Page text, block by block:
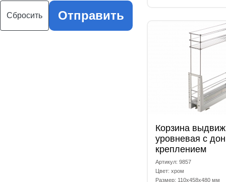
Сбросить Отправить
Корзина
уровневая с
креплением
110x458x480мм
Артикул: 9857
Цвет: хром
Размер: 110x458x480 мм